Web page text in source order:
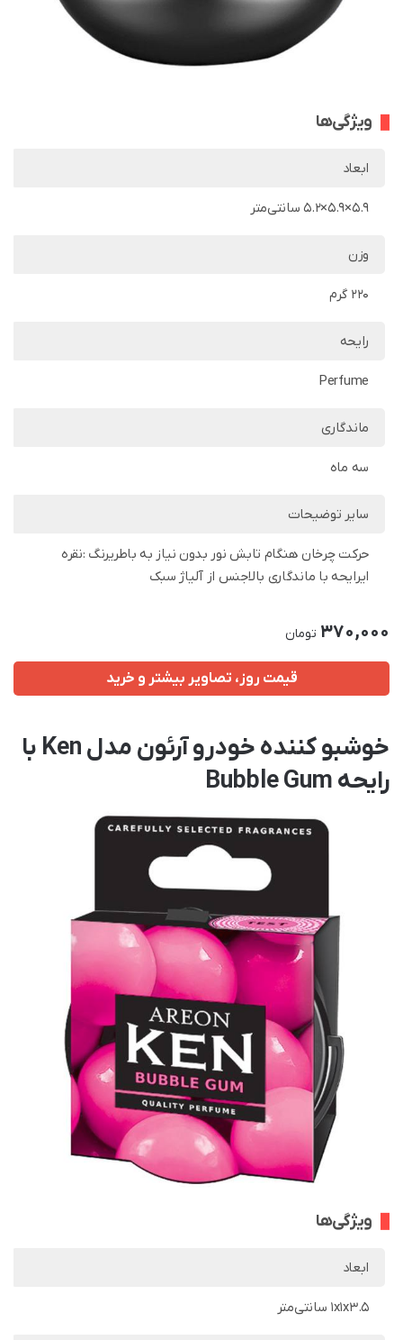
ویژگی‌ها
ابعاد
5.9×5.9×5.2 سانتی‌متر
وزن
220 گرم
رایحه
Perfume
ماندگاری
سه ماه
سایر توضیحات
حرکت چرخان هنگام تابش نور بدون نیاز به باطریرنگ :نقره
ایرایحه با ماندگاری بالاجنس از آلیاژ سبک
370,000 تومان
قیمت روز، تصاویر بیشتر و خرید
خوشبو کننده خودرو آرئون مدل Ken با
رایحه Bubble Gum
ویژگی‌ها
ابعاد
1x1x3.5 سانتی‌متر